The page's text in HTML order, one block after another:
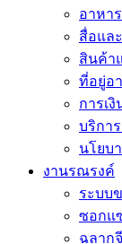
อาหา
สื่อแล
สินค้า
ที่อยู่อ
การเ
บริกา
นโยบ
งานรณรงค์
ระบบ
ซอกแ
ฉลาก